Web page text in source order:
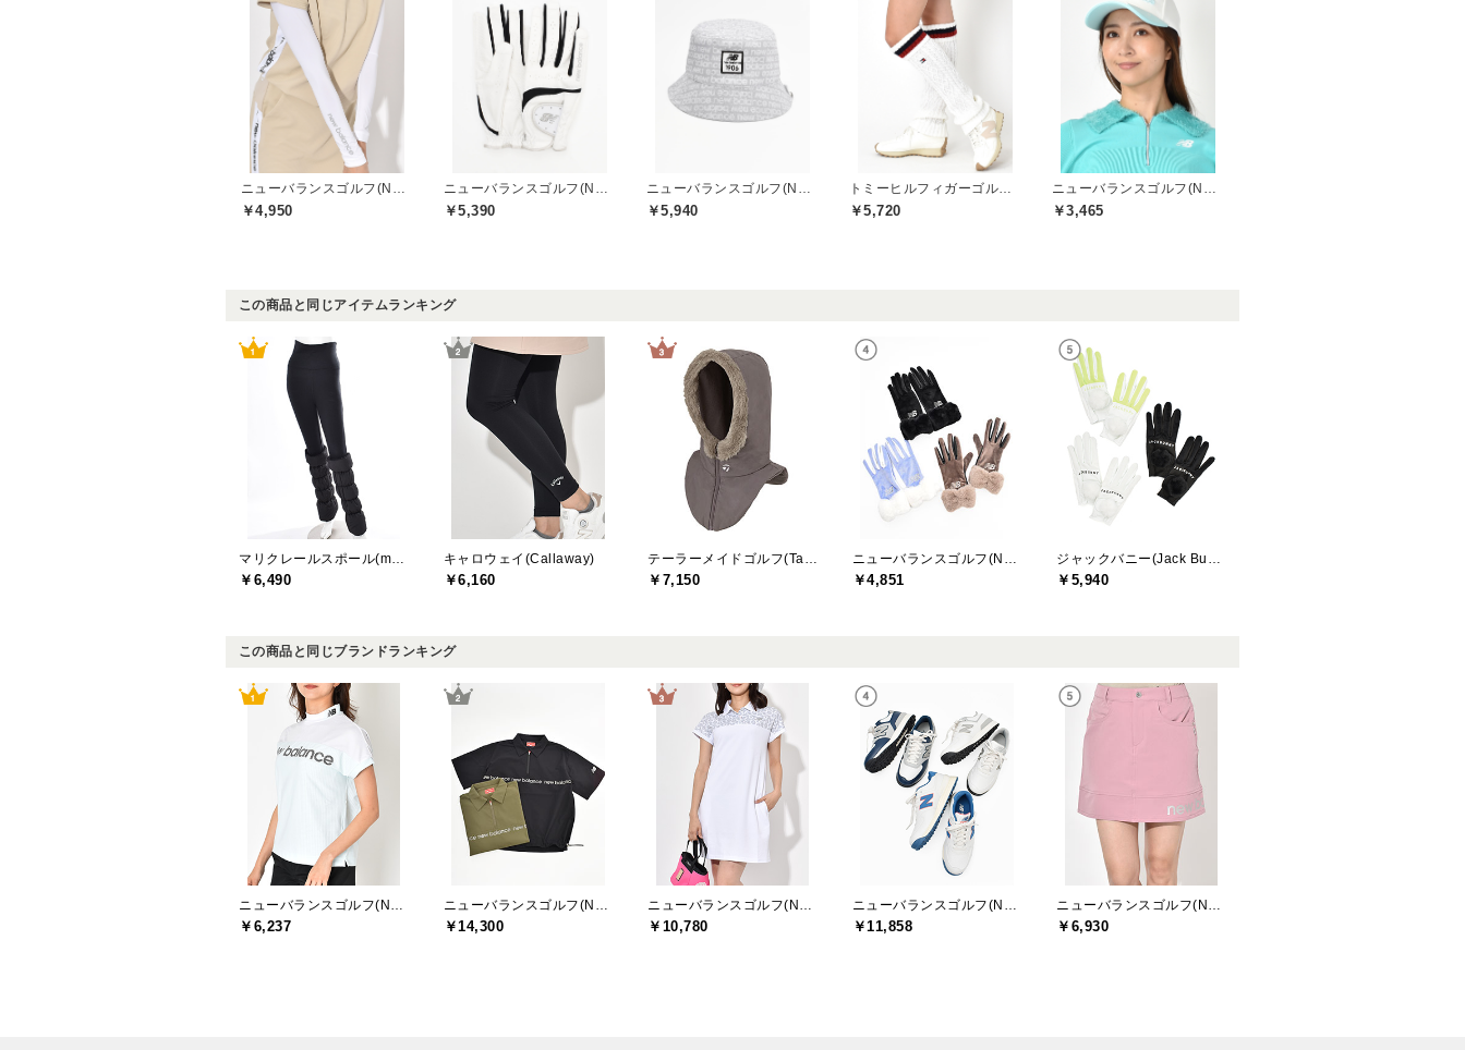
￥4,950 ￥5,390 ￥5,940 ￥5,720 ￥3,465
この商品と同じアイテムランキング
￥6,490
キャロウェイ(Callaway)
￥6,160 ￥7,150 ￥4,851 ￥5,940
この商品と同じブランドランキング
￥6,237 ￥14,300 ￥10,780 ￥11,858 ￥6,930